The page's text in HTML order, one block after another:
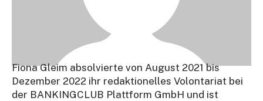
Fiona Gleim absolvierte von August 2021 bis
Dezember 2022 ihr redaktionelles Volontariat bei
der BANKINGCLUB Plattform GmbH und ist